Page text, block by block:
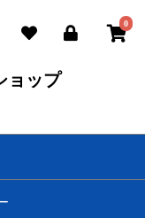
0
ョップ